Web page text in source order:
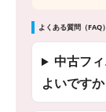
よくある質問（FAQ）
中古フ
よいですか